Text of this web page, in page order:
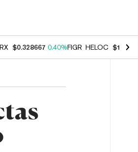
$0.328667 0.40%FIGR_HELOC $1.038